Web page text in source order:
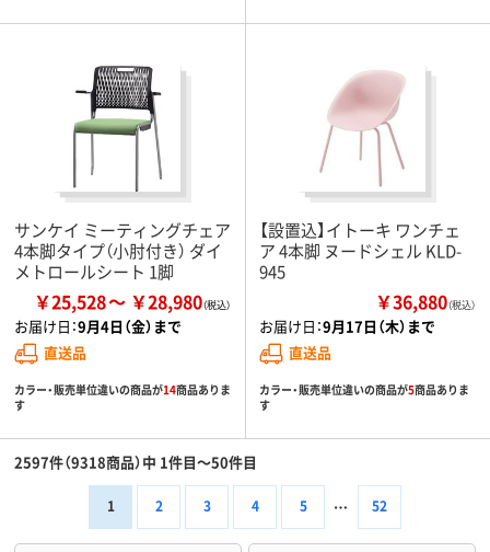
サンケイ ミーティングチェア
4本脚タイプ（小肘付き） ダイ
メトロールシート 1脚
￥25,528 ￥28,980
お届け日：9月4日（金）まで
直送品
カラー・販売単位違いの商品が14商品ありま
す
【設置込】イトーキ ワンチェ
ア 4本脚 ヌードシェル KLD-
945
￥36,880（税込）
お届け日：9月17日（木）まで
直送品
カラー・販売単位違いの商品が5商品ありま
す
2597件（9318商品）中 1件目～50件目
1 2 3 4 5 52